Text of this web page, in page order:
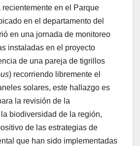
en el Parque
en el departamento del
en una jornada de monitoreo
instaladas en el proyecto
de una pareja de tigrillos
) recorriendo libremente el
solares, este hallazgo es
la revisión de la
biodiversidad de la región,
de las estrategias de
que han sido implementadas